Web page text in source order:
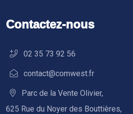
Contactez-nous
02 35 73 92 56
contact@comwest.fr
Parc de la Vente Olivier,
625 Rue du Noyer des Bouttières,